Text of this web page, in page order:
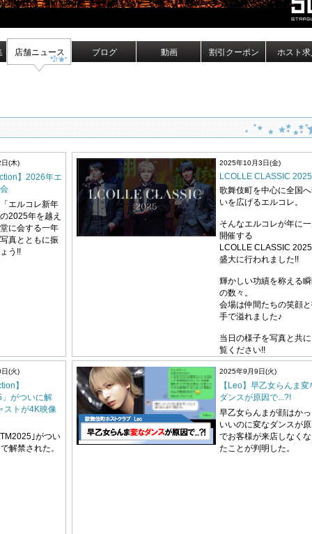
店舗ニュース ブログ 動画 割引クーポン ホスト
(木)
】2026年エ
エルコレ新年
2025年を越え
に会する一年
真とともに振
う!!
2025年10月3日(金)
LCOLLE CLASSIC 2025
歌舞伎町を中心に全国
いを広げるエルコレ。
そんなエルコレが年に
開催する
LCOLLE CLASSIC
盛大に行われました!!
輝かしい功績を称える
の数々。
会場は仲間たちの笑顔
手で溢れました♪
当日の様子を写真と共
覧ください!!
(火)
】
がついに解
ストが4K映像
｣がつい
解禁された。
2025年9月9日(火)
【Leo】早乙女らんま変
ダンスが原因で...?!
早乙女らんまが顔はか
いいのに変なダンスが
でお客様が来店しなく
たことが判明した。